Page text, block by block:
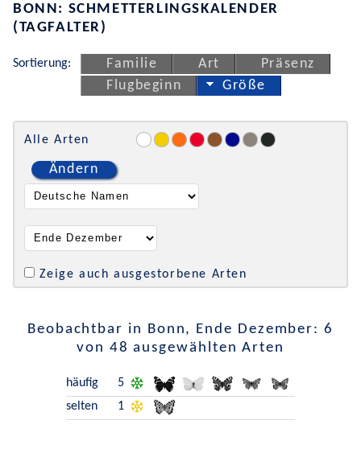
BONN: SCHMETTERLINGSKALENDER
(TAGFALTER)
Sortierung: Familie Art
Präsenz
Flugbeginn
Größe
Alle Arten
Ändern
Zeige auch ausgestorbene Arten
Beobachtbar in Bonn, Ende Dezember: 6
von 48 ausgewählten Arten
häufig
5
selten
1